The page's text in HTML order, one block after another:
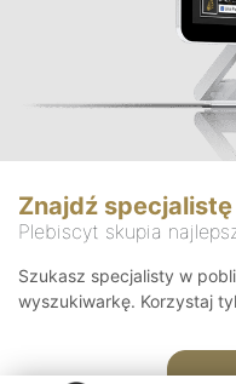
Znajdź specjalistę
Plebiscyt skupia
Szukasz specjalisty w
wyszukiwarkę. Korzystaj